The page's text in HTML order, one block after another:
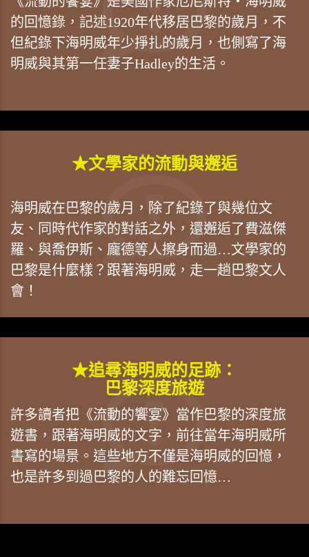
的回憶錄，記述1920年代移居巴黎的歲月，不
但紀錄下海明威年少掙扎的歲月，也側寫了海
明威與其第一任妻子Hadley的生活。
★文學家的流動與邂逅
海明威在巴黎的歲月，除了紀錄了與幾位文
友、同時代作家的對話之外，還邂逅了費滋傑
羅、與喬伊斯、龐德等人擦身而過…文學家的
巴黎是什麼樣？跟著海明威，走一趟巴黎文人
會！
★追尋海明威的足跡：
巴黎深度旅遊
許多讀者把《流動的饗宴》當作巴黎的深度旅
遊書，跟著海明威的文字，前往當年海明威所
書寫的場景。這些地方不僅是海明威的回憶，
也是許多到過巴黎的人的難忘回憶…